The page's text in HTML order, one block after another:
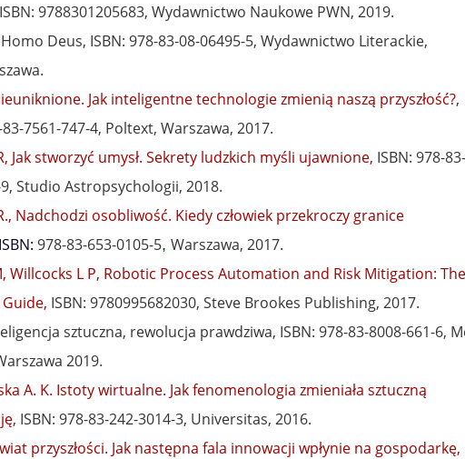
9788301205683, Wydawnictwo Naukowe PWN, 2019.
Deus, ISBN: 978-83-08-06495-5, Wydawnictwo Literackie,
Jak inteligentne technologie zmienią naszą przyszłość?,
83-7561-747-4, Poltext, Warszawa, 2017.
Jak stworzyć umysł. Sekrety ludzkich myśli ujawnione, ISBN: 978-83-
Studio Astropsychologii, 2018.
Nadchodzi osobliwość. Kiedy człowiek przekroczy granice
ISBN: 978-83-653-0105-5, Warszawa, 2017.
Willcocks L P, Robotic Process Automation and Risk Mitigation: The
ISBN: 9780995682030, Steve Brookes Publishing, 2017.
sztuczna, rewolucja prawdziwa, ISBN: 978-83-8008-661-6,
2019.
A. K. Istoty wirtualne. Jak fenomenologia zmieniała sztuczną
ISBN: 978-83-242-3014-3, Universitas, 2016.
przyszłości. Jak następna fala innowacji wpłynie na gospodarkę,